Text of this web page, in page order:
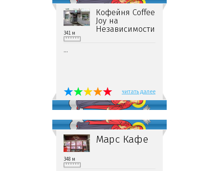
Кофейня Coffee
Joy на
Независимости
341 м
...
читать далее
Марс Кафе
348 м